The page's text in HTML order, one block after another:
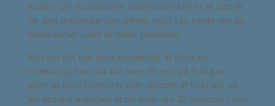
Power/ Din funktionelle arbejdstærskel) er et udtryk
for den maximale watt-effekt, man kan holde ved én
times kørsel uden at miste ydeevnen.
Selv om det kan være besværligt at finde en
strækning, hvor du kan køre 20 min på fuld gas
uden at blive forstyrret eller stoppet af lyskryds, vil
jeg absolut anbefale at du laver din 20 minutters test